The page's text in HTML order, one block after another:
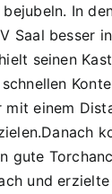
In
Saal besser
seinen
mit einem
gute
und